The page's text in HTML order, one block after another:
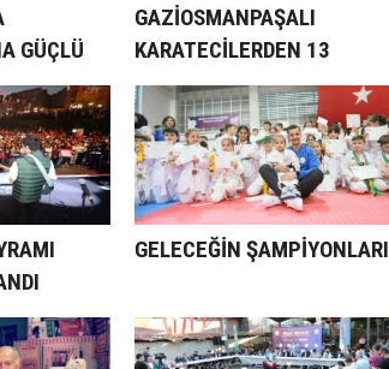
GÜÇLÜ
GAZİOSMANPAŞALI
KARATECİLERDEN 13
MADALYA
GELECEĞİN ŞAMPİYONLARI